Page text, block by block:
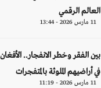
العالم الرقمي
11 مارس 2026 - 13:44
بين الفقر وخطر الانفجار..
في أراضيهم الملوثة بالمتفجرات
11 مارس 2026 - 11:19